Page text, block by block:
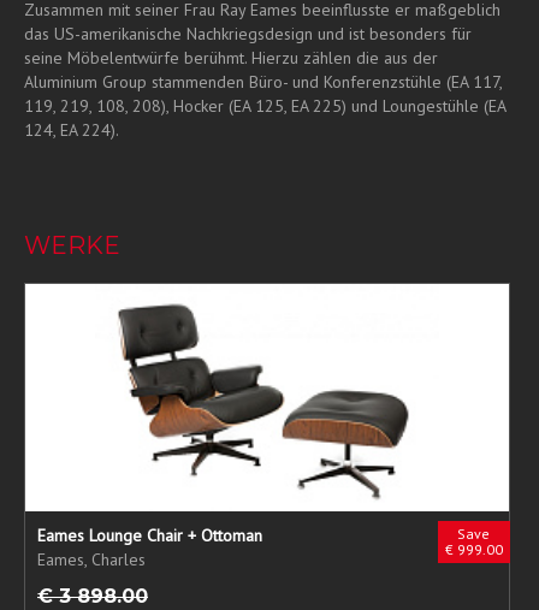
Zusammen mit seiner Frau Ray Eames beeinflusste er maßgeblich
das US-amerikanische Nachkriegsdesign und ist besonders für
seine Möbelentwürfe berühmt. Hierzu zählen die aus der
Aluminium Group stammenden Büro- und Konferenzstühle (EA 117,
119, 219, 108, 208), Hocker (EA 125, EA 225) und Loungestühle (EA
124, EA 224).
WERKE
Save
€ 999.00
Eames Lounge Chair + Ottoman
Eames, Charles
€ 3 898.00